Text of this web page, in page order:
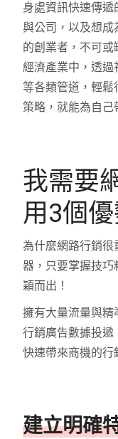
身處資訊快速傳
與公司，以及想成
的創業者，不可
經濟產業中，透過
等各類管道，輕鬆
策略，就能為自己
我需要
用3個
為什麼網路行銷
器，只要掌握技
穎而出！
擁有大量流量與
行銷廣告數據投遞
快速帶來商機的行
建立明確